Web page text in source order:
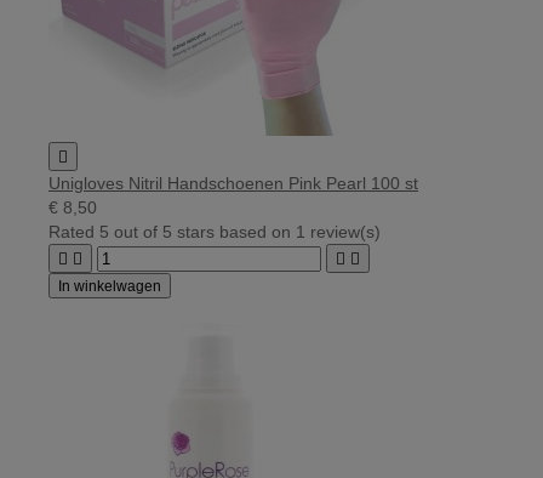

Unigloves Nitril Handschoenen Pink Pearl 100 st
€ 8,50
Rated 5 out of 5 stars based on 1 review(s)
   
In winkelwagen